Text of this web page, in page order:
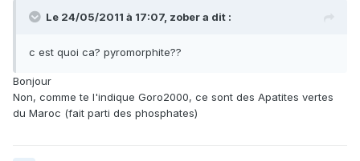
Le 24/05/2011 à 17:07, zober a dit :
c est quoi ca? pyromorphite??
Bonjour
Non, comme te l'indique Goro2000, ce sont des Apatites vertes
du Maroc (fait parti des phosphates)